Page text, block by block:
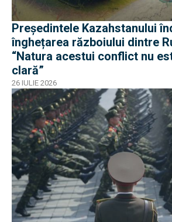
Președintele Kazahstanului
înghețarea războiului dintre
“Natura acestui conflict nu
clară”
26 IULIE 2026